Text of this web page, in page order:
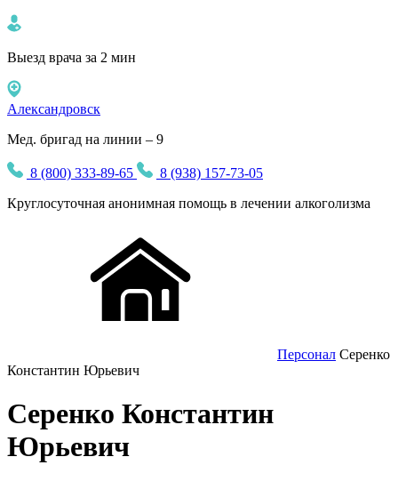
Выезд врача за 2 мин
Александровск
Мед. бригад на линии – 9
8 (800) 333-89-65
8 (938) 157-73-05
Круглосуточная анонимная помощь в лечении алкоголизма
Персонал Серенко
Константин Юрьевич
Серенко Константин
Юрьевич